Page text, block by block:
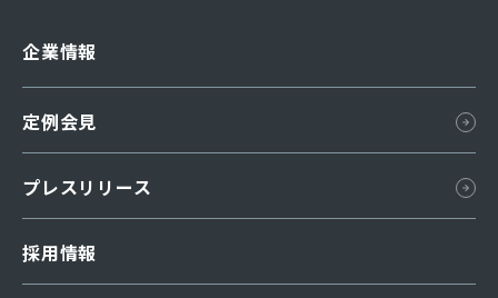
企業情報
所在地
定例会見
プレスリリース
採用情報